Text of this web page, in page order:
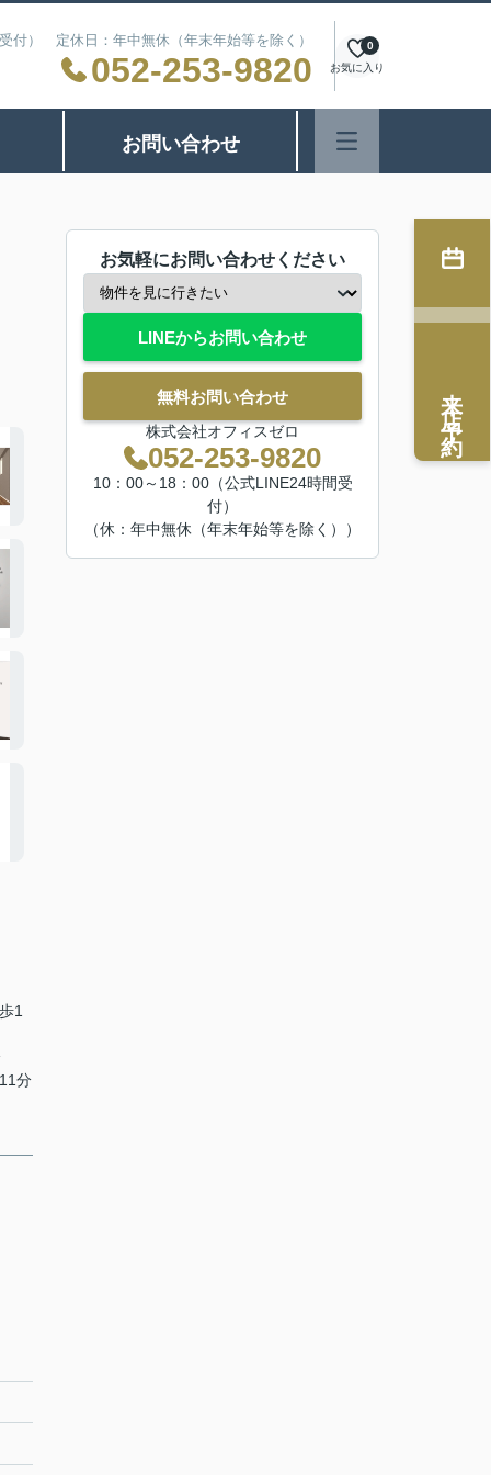
付） 定休日：年中無休（年末年始等を除く）
052-253-9820 お気に入り
0
お問い合わせ
1
分
お気軽にお問い合わせください
LINEからお問い合わせ
無料お問い合わせ
株式会社オフィスゼロ
052-253-9820
10：00～18：00（公式LINE24時間受
付）
（休：年中無休（年末年始等を除く））
来店予約